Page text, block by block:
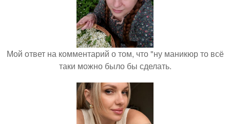
Мой ответ на комментарий о том, что "ну маникюр то всё
таки можно было бы сделать.